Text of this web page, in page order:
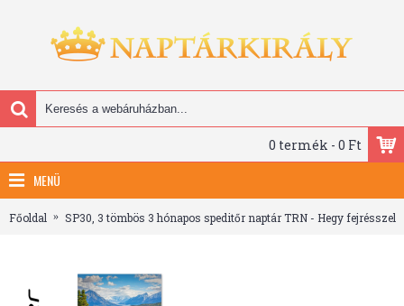
0 termék - 0 Ft
MENÜ
Főoldal SP30, 3 tömbös 3 hónapos speditőr naptár TRN - Hegy fejrésszel